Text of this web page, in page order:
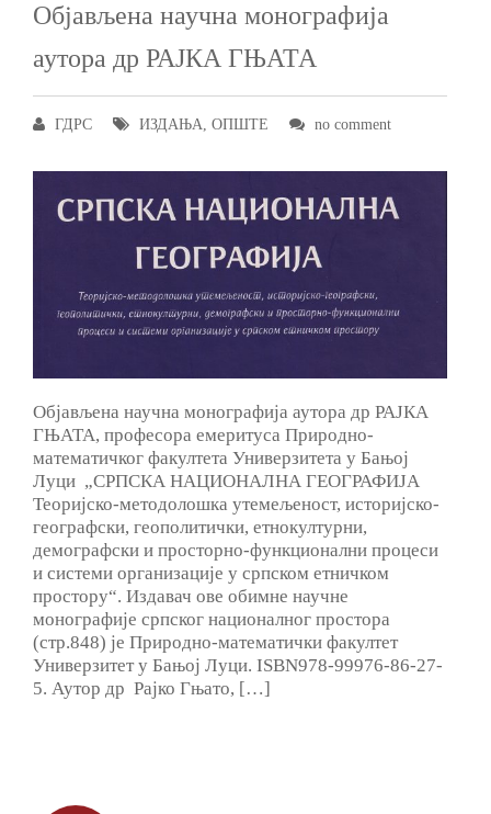
Објављена научна монографија
аутора др РАЈКА ГЊАТА
ГДРС ИЗДАЊА, ОПШТЕ no comment
Објављена научна монографија аутора др РАЈКА
ГЊАТА, професора емеритуса Природно-
математичког факултета Универзитета у Бањој
Луци „СРПСКА НАЦИОНАЛНА ГЕОГРАФИЈА
Теоријско-методолошка утемељеност, историјско-
географски, геополитички, етнокултурни,
демографски и просторно-функционални процеси
и системи организације у српском етничком
простору“. Издавач ове обимне научне
монографије српског националног простора
(стр.848) је Природно-математички факултет
Универзитет у Бањој Луци. ISBN978-99976-86-27-
5. Аутор др Рајко Гњато, […]